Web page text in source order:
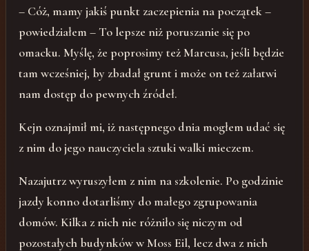
– Cóż, mamy jakiś punkt zaczepienia na początek –
powiedziałem – To lepsze niż poruszanie się po
omacku. Myślę, że poprosimy też Marcusa, jeśli będzie
tam wcześniej, by zbadał grunt i może on też załatwi
nam dostęp do pewnych źródeł.
Kejn oznajmił mi, iż następnego dnia mogłem udać się
z nim do jego nauczyciela sztuki walki mieczem.
Nazajutrz wyruszyłem z nim na szkolenie. Po godzinie
jazdy konno dotarliśmy do małego zgrupowania
domów. Kilka z nich nie różniło się niczym od
pozostałych budynków w Moss Eil, lecz dwa z nich